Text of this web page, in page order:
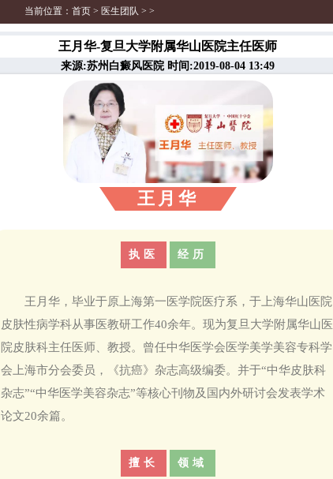
当前位置： 首页> 医生团队 > >
王月华-复旦大学附属华山医院主任医师
来源:苏州白癜风医院 时间:2019-08-04 13:49
王月华
执医 经历
王月华，毕业于原上海第一医学院医疗系，于上海华山医院
皮肤性病学科从事医教研工作40余年。现为复旦大学附属华山医
院皮肤科主任医师、教授。曾任中华医学会医学美学美容专科学
会上海市分会委员，《抗癌》杂志高级编委。并于“中华皮肤科
杂志”“中华医学美容杂志”等核心刊物及国内外研讨会发表学术
论文20余篇。
擅长 领域